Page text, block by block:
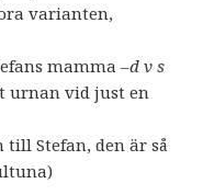
varianten,
mamma –d v s
urnan vid just en
till Stefan, den är så